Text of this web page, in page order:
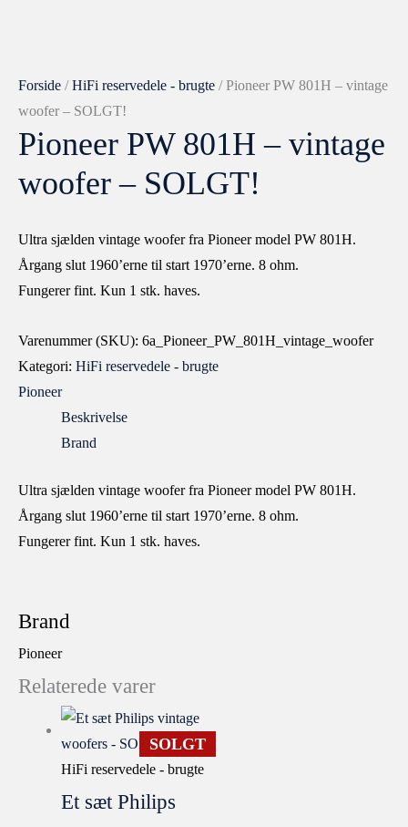
Forside /HiFi reservedele - brugte / Pioneer PW 801H – vintage
woofer – SOLGT!
Pioneer PW 801H – vintage
woofer – SOLGT!
Ultra sjælden vintage woofer fra Pioneer model PW 801H.
Årgang slut 1960’erne til start 1970’erne. 8 ohm.
Fungerer fint. Kun 1 stk. haves.
Varenummer (SKU): 6a_Pioneer_PW_801H_vintage_woofer
Kategori: HiFi reservedele - brugte
Pioneer
Beskrivelse
Brand
Ultra sjælden vintage woofer fra Pioneer model PW 801H.
Årgang slut 1960’erne til start 1970’erne. 8 ohm.
Fungerer fint. Kun 1 stk. haves.
Brand
Pioneer
Relaterede varer
SOLGT
HiFi reservedele - brugte
Et sæt Philips